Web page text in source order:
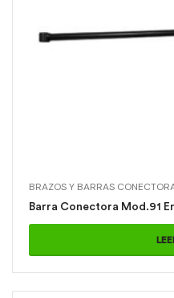
BRAZOS Y BARRAS
Barra Conectora Mod.91